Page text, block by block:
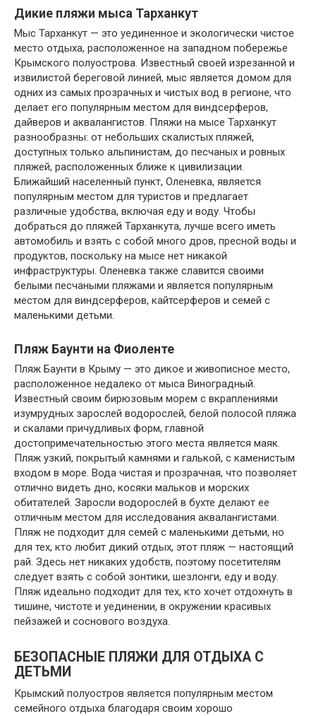
Дикие пляжи мыса Тарханкут
Мыс Тарханкут — это уединенное и экологически чистое
место отдыха, расположенное на западном побережье
Крымского полуострова. Известный своей изрезанной и
извилистой береговой линией, мыс является домом для
одних из самых прозрачных и чистых вод в регионе, что
делает его популярным местом для виндсерферов,
дайверов и аквалангистов. Пляжи на мысе Тарханкут
разнообразны: от небольших скалистых пляжей,
доступных только альпинистам, до песчаных и ровных
пляжей, расположенных ближе к цивилизации.
Ближайший населенный пункт, Оленевка, является
популярным местом для туристов и предлагает
различные удобства, включая еду и воду. Чтобы
добраться до пляжей Тарханкута, лучше всего иметь
автомобиль и взять с собой много дров, пресной воды и
продуктов, поскольку на мысе нет никакой
инфраструктуры. Оленевка также славится своими
белыми песчаными пляжами и является популярным
местом для виндсерферов, кайтсерферов и семей с
маленькими детьми.
Пляж Баунти на Фиоленте
Пляж Баунти в Крыму — это дикое и живописное место,
расположенное недалеко от мыса Виноградный.
Известный своим бирюзовым морем с вкраплениями
изумрудных зарослей водорослей, белой полосой пляжа
и скалами причудливых форм, главной
достопримечательностью этого места является маяк.
Пляж узкий, покрытый камнями и галькой, с каменистым
входом в море. Вода чистая и прозрачная, что позволяет
отлично видеть дно, косяки мальков и морских
обитателей. Заросли водорослей в бухте делают ее
отличным местом для исследования аквалангистами.
Пляж не подходит для семей с маленькими детьми, но
для тех, кто любит дикий отдых, этот пляж — настоящий
рай. Здесь нет никаких удобств, поэтому посетителям
следует взять с собой зонтики, шезлонги, еду и воду.
Пляж идеально подходит для тех, кто хочет отдохнуть в
тишине, чистоте и уединении, в окружении красивых
пейзажей и соснового воздуха.
БЕЗОПАСНЫЕ ПЛЯЖИ ДЛЯ ОТДЫХА С
ДЕТЬМИ
Крымский полуостров является популярным местом
семейного отдыха благодаря своим хорошо